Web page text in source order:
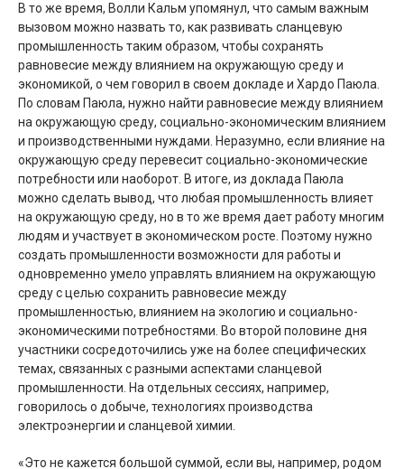
В то же время, Волли Кальм упомянул, что самым важным
вызовом можно назвать то, как развивать сланцевую
промышленность таким образом, чтобы сохранять
равновесие между влиянием на окружающую среду и
экономикой, о чем говорил в своем докладе и Хардо Паюла.
По словам Паюла, нужно найти равновесие между влиянием
на окружающую среду, социально-экономическим влиянием
и производственными нуждами. Неразумно, если влияние на
окружающую среду перевесит социально-экономические
потребности или наоборот. В итоге, из доклада Паюла
можно сделать вывод, что любая промышленность влияет
на окружающую среду, но в то же время дает работу многим
людям и участвует в экономическом росте. Поэтому нужно
создать промышленности возможности для работы и
одновременно умело управлять влиянием на окружающую
среду с целью сохранить равновесие между
промышленностью, влиянием на экологию и социально-
экономическими потребностями. Во второй половине дня
участники сосредоточились уже на более специфических
темах, связанных с разными аспектами сланцевой
промышленности. На отдельных сессиях, например,
говорилось о добыче, технологиях производства
электроэнергии и сланцевой химии.
«Это не кажется большой суммой, если вы, например, родом